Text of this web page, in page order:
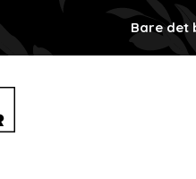
Bare det